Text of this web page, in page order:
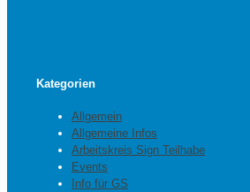
Kategorien
Allgemein
Allgemeine Infos
Arbeitskreis Sign Teilhabe
Events
Info für GS